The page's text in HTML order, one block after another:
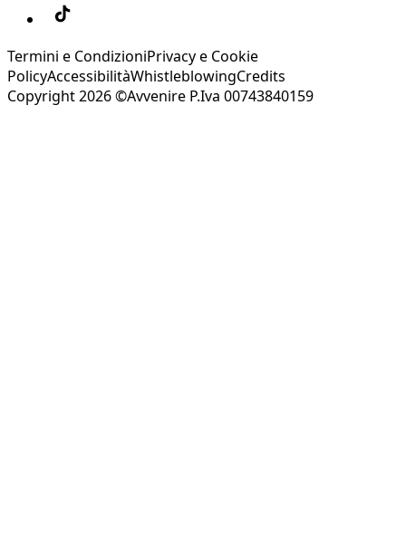
Termini e CondizioniPrivacy e Cookie
PolicyAccessibilitàWhistleblowingCredits
Copyright 2026 ©Avvenire P.Iva 00743840159